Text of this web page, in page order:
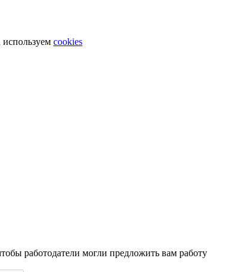
cookies
работодатели могли предложить вам работу